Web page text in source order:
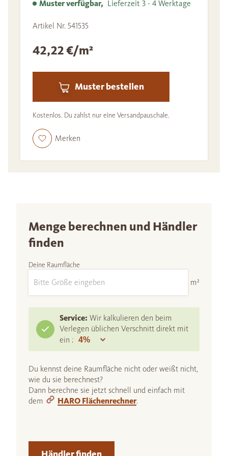
Muster verfügbar, Lieferzeit 3 - 4 Werktage
Artikel Nr. 541535
42,22 €/m²
Muster bestellen
Kostenlos. Du zahlst nur eine Versandpauschale.
Merken
Menge berechnen und Händler
finden
Deine Raumfläche
m²
Service: Wir kalkulieren den beim
Verlegen üblichen Verschnitt direkt mit
ein :
Du kennst deine Raumfläche nicht oder weißt nicht,
wie du sie berechnest?
Dann berechne sie jetzt schnell und einfach mit
dem
HARO Flächenrechner.